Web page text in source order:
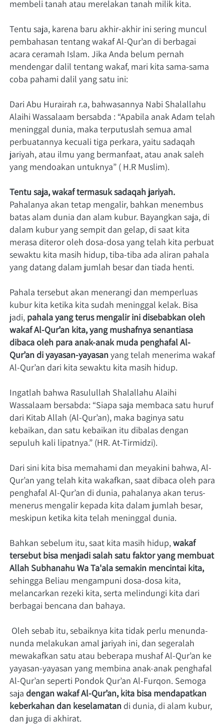
membeli tanah atau merelakan tanah milik kita.
Tentu saja, karena baru akhir-akhir ini sering muncul
pembahasan tentang wakaf Al-Qur’an di berbagai
acara ceramah Islam. Jika Anda belum pernah
mendengar dalil tentang wakaf, mari kita sama-sama
coba pahami dalil yang satu ini:
Dari Abu Hurairah r.a, bahwasannya Nabi Shalallahu
Alaihi Wassalaam bersabda : “Apabila anak Adam telah
meninggal dunia, maka terputuslah semua amal
perbuatannya kecuali tiga perkara, yaitu sadaqah
jariyah, atau ilmu yang bermanfaat, atau anak saleh
yang mendoakan untuknya” ( H.R Muslim).
Tentu saja, wakaf termasuk sadaqah jariyah.
Pahalanya akan tetap mengalir, bahkan menembus
batas alam dunia dan alam kubur. Bayangkan saja, di
dalam kubur yang sempit dan gelap, di saat kita
merasa diteror oleh dosa-dosa yang telah kita perbuat
sewaktu kita masih hidup, tiba-tiba ada aliran pahala
yang datang dalam jumlah besar dan tiada henti.
Pahala tersebut akan menerangi dan memperluas
kubur kita ketika kita sudah meninggal kelak. Bisa
jadi, pahala yang terus mengalir ini disebabkan oleh
wakaf Al-Qur’an kita, yang mushafnya senantiasa
dibaca oleh para anak-anak muda penghafal Al-
Qur’an di yayasan-yayasan yang telah menerima wakaf
Al-Qur’an dari kita sewaktu kita masih hidup.
Ingatlah bahwa Rasulullah Shalallahu Alaihi
Wassalaam bersabda: “Siapa saja membaca satu huruf
dari Kitab Allah (Al-Qur’an), maka baginya satu
kebaikan, dan satu kebaikan itu dibalas dengan
sepuluh kali lipatnya.” (HR. At-Tirmidzi).
Dari sini kita bisa memahami dan meyakini bahwa, Al-
Qur’an yang telah kita wakafkan, saat dibaca oleh para
penghafal Al-Qur’an di dunia, pahalanya akan terus-
menerus mengalir kepada kita dalam jumlah besar,
meskipun ketika kita telah meninggal dunia.
Bahkan sebelum itu, saat kita masih hidup, wakaf
tersebut bisa menjadi salah satu faktor yang membuat
Allah Subhanahu Wa Ta'ala semakin mencintai kita,
sehingga Beliau mengampuni dosa-dosa kita,
melancarkan rezeki kita, serta melindungi kita dari
berbagai bencana dan bahaya.
nunda melakukan amal jariyah ini, dan segeralah
mewakafkan satu atau beberapa mushaf Al-Qur’an ke
yayasan-yayasan yang membina anak-anak penghafal
Al-Qur’an seperti Pondok Qur’an Al-Furqon. Semoga
saja dengan wakaf Al-Qur’an, kita bisa mendapatkan
keberkahan dan keselamatan di dunia, di alam kubur,
dan juga di akhirat.